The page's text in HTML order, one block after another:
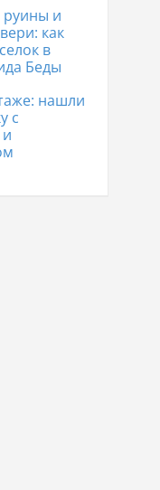
руины и
как
в
Беды
нашли
с